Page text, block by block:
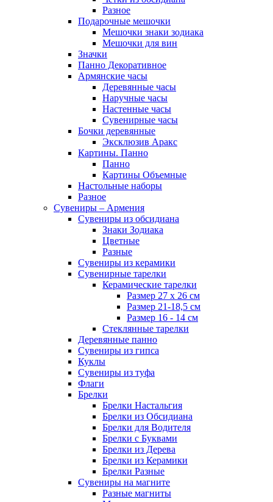
Разное
Подарочные мешочки
Мешочки знаки зодиака
Мешочки для вин
Значки
Панно Декоративное
Армянские часы
Деревянные часы
Наручные часы
Настенные часы
Сувенирные часы
Бочки деревянные
Эксклюзив Аракс
Картины. Панно
Панно
Картины Объемные
Настольные наборы
Разное
Сувениры – Армения
Сувениры из обсидиана
Знаки Зодиака
Цветные
Разные
Сувениры из керамики
Сувенирные тарелки
Керамические тарелки
Размер 27 х 26 см
Размер 21-18,5 см
Размер 16 - 14 см
Стеклянные тарелки
Деревянные панно
Сувениры из гипса
Куклы
Сувениры из туфа
Флаги
Брелки
Брелки Настальгия
Брелки из Обсидиана
Брелки для Водителя
Брелки с Буквами
Брелки из Дерева
Брелки из Керамики
Брелки Разные
Сувениры на магните
Разные магниты